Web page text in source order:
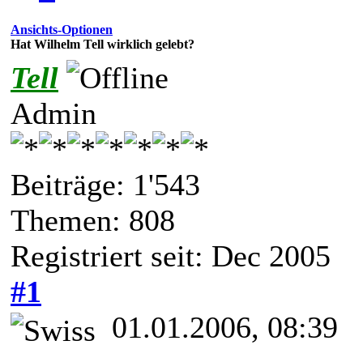
Ansichts-Optionen
Hat Wilhelm Tell wirklich gelebt?
Tell
Admin
Beiträge: 1'543
Themen: 808
Registriert seit: Dec 2005
#1
01.01.2006, 08:39